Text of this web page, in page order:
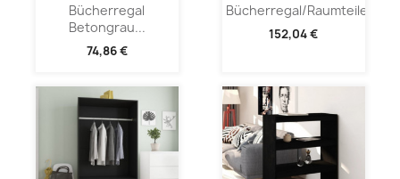
Bücherregal
Betongrau...
74,86 €
Bücherregal/Raumteiler...
152,04 €